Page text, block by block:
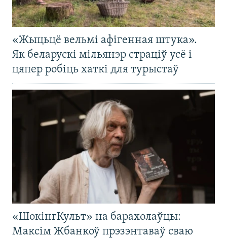
«Жыцьцё вельмі афігенная штука».
Як беларускі мільянэр страціў усё і
цяпер робіць хаткі для турыстаў
«ШокінгКульт» на барахолаўцы:
Максім Жбанкоў прэзэнтаваў сваю